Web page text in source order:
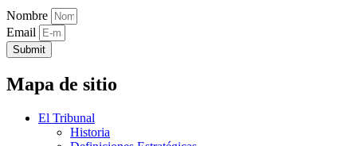
Nombre
Email
Submit
Mapa de sitio
El Tribunal
Historia